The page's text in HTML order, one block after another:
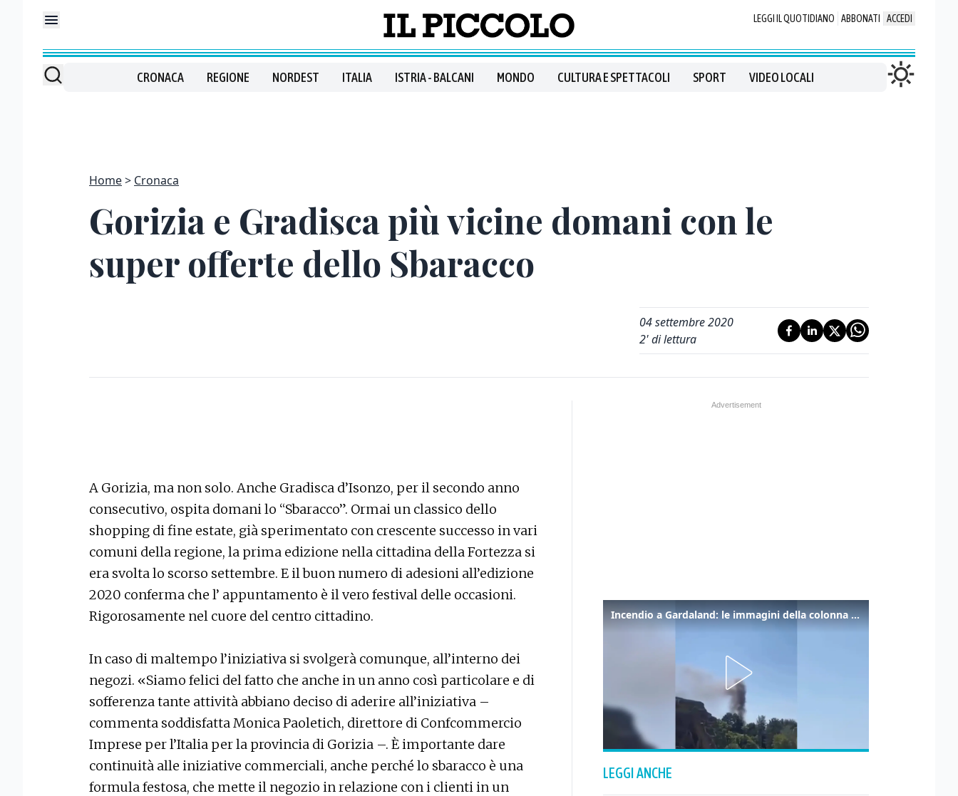
LEGGI IL QUOTIDIANO ABBONATI ACCEDI
CRONACA REGIONE NORDEST ITALIA ISTRIA - BALCANI MONDO CULTURA E SPETTACOLI SPORT VIDEO LOCALI
Home Cronaca
Gorizia e Gradisca più vicine domani con le
super offerte dello Sbaracco
04 settembre 2020
2' di lettura
A Gorizia, ma non solo. Anche Gradisca d’Isonzo, per il secondo anno
consecutivo, ospita domani lo “Sbaracco”. Ormai un classico dello
shopping di fine estate, già sperimentato con crescente successo in vari
comuni della regione, la prima edizione nella cittadina della Fortezza si
era svolta lo scorso settembre. E il buon numero di adesioni all’edizione
2020 conferma che l’ appuntamento è il vero festival delle occasioni.
Rigorosamente nel cuore del centro cittadino.
In caso di maltempo l’iniziativa si svolgerà comunque, all’interno dei
negozi. «Siamo felici del fatto che anche in un anno così particolare e di
sofferenza tante attività abbiano deciso di aderire all’iniziativa –
commenta soddisfatta Monica Paoletich, direttore di Confcommercio
Imprese per l’Italia per la provincia di Gorizia –. È importante dare
continuità alle iniziative commerciali, anche perché lo sbaracco è una
formula festosa, che mette il negozio in relazione con i clienti in un
Incendio a Gardaland: le immagini della colonna di fumo
LEGGI ANCHE